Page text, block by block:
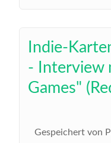
Indie-
- Interview
Games"
Gespeichert von